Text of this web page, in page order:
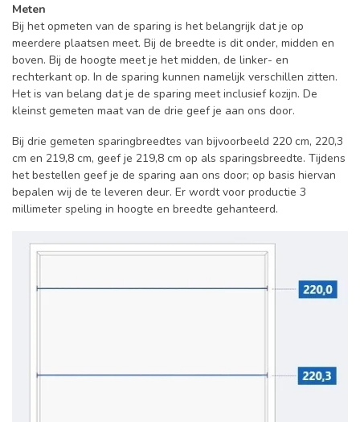
Meten
Bij het opmeten van de sparing is het belangrijk dat je op
meerdere plaatsen meet. Bij de breedte is dit onder, midden en
boven. Bij de hoogte meet je het midden, de linker- en
rechterkant op. In de sparing kunnen namelijk verschillen zitten.
Het is van belang dat je de sparing meet inclusief kozijn. De
kleinst gemeten maat van de drie geef je aan ons door.
Bij drie gemeten sparingbreedtes van bijvoorbeeld 220 cm, 220,3
cm en 219,8 cm, geef je 219,8 cm op als sparingsbreedte. Tijdens
het bestellen geef je de sparing aan ons door; op basis hiervan
bepalen wij de te leveren deur. Er wordt voor productie 3
millimeter speling in hoogte en breedte gehanteerd.